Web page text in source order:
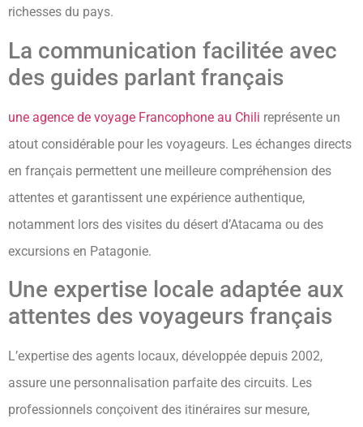
richesses du pays.
La communication facilitée avec
des guides parlant français
une agence de voyage Francophone au Chili représente un
atout considérable pour les voyageurs. Les échanges directs
en français permettent une meilleure compréhension des
attentes et garantissent une expérience authentique,
notamment lors des visites du désert d’Atacama ou des
excursions en Patagonie.
Une expertise locale adaptée aux
attentes des voyageurs français
L’expertise des agents locaux, développée depuis 2002,
assure une personnalisation parfaite des circuits. Les
professionnels conçoivent des itinéraires sur mesure,